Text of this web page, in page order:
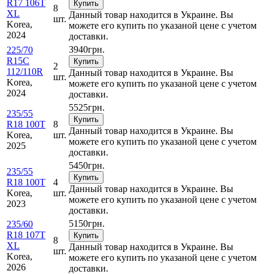
R17 106T
XL
Korea,
2024
8
шт.
Купить
Данный товар находится в Украине. Вы
можете его купить по указаной цене с учетом
доставки.
225/70
R15C
112/110R
Korea,
2024
2
шт.
3940грн.
Купить
Данный товар находится в Украине. Вы
можете его купить по указаной цене с учетом
доставки.
235/55
R18 100T
Korea,
2025
8
шт.
5525грн.
Купить
Данный товар находится в Украине. Вы
можете его купить по указаной цене с учетом
доставки.
235/55
R18 100T
Korea,
2023
4
шт.
5450грн.
Купить
Данный товар находится в Украине. Вы
можете его купить по указаной цене с учетом
доставки.
235/60
R18 107T
XL
Korea,
2026
8
шт.
5150грн.
Купить
Данный товар находится в Украине. Вы
можете его купить по указаной цене с учетом
доставки.